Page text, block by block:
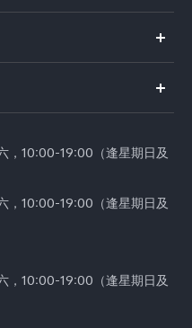
，10:00-19:00（逢星期日及
，10:00-19:00（逢星期日及
，10:00-19:00（逢星期日及